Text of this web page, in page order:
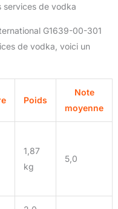
services de vodka
G1639-00-301
de vodka, voici un
Poids
Note
moyenne
1,87
kg
5,0